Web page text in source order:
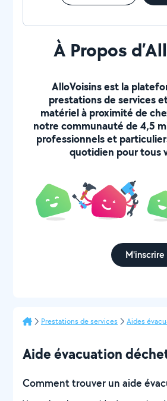
À Propos
AlloVoisins est la
prestations de services
matériel à proximité de
notre communauté de 4,5
professionnels et
quotidien pour tous
M'inscrire
Prestations de services Aides
Aide évacuation
Comment trouver un aide